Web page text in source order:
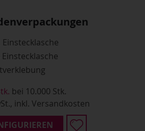
Einstecklasche
bei 10.000 Stk.
inkl. Versandkosten